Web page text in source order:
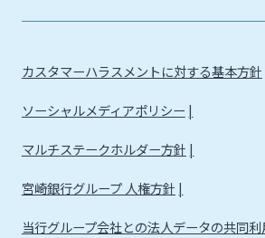
カスタマーハラスメントに対する基本方針
ソーシャルメディアポリシー
マルチステークホルダー方針
宮崎銀行グループ 人権方針
当行グループ会社との法人データの共同